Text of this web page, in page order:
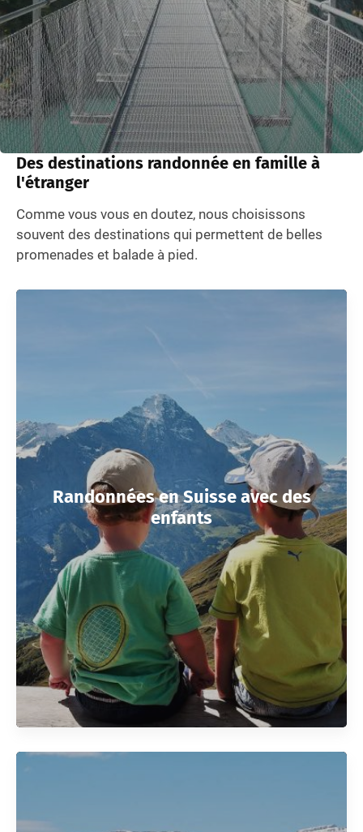
Des destinations randonnée en famille à
l'étranger
Comme vous vous en doutez, nous choisissons
souvent des destinations qui permettent de belles
promenades et balade à pied.
Randonnées en Suisse avec des
enfants